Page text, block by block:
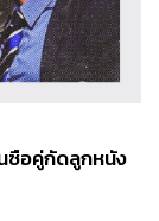
ซือคู่กัดลูกหนัง